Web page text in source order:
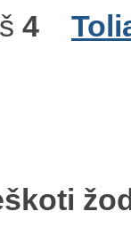
4